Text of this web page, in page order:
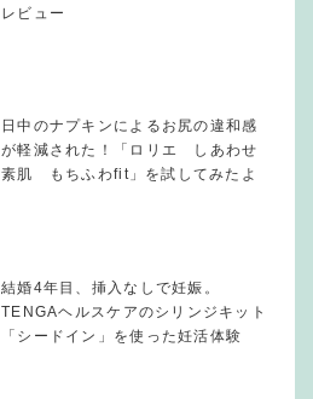
レビュー
日中のナプキンによるお尻の違和感
が軽減された！「ロリエ しあわせ
素肌 もちふわfit」を試してみたよ
結婚4年目、挿入なしで妊娠。
TENGAヘルスケアのシリンジキット
「シードイン」を使った妊活体験